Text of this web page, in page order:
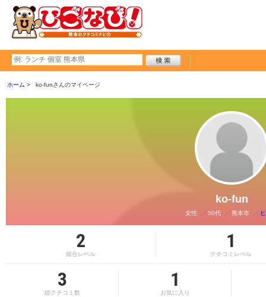
ホーム ko-funさんのマイページ
ko-fun
女性 50代 熊本市
2
総合レベル
1
クチコミレベル
3
総クチコミ数
1
お気に入り